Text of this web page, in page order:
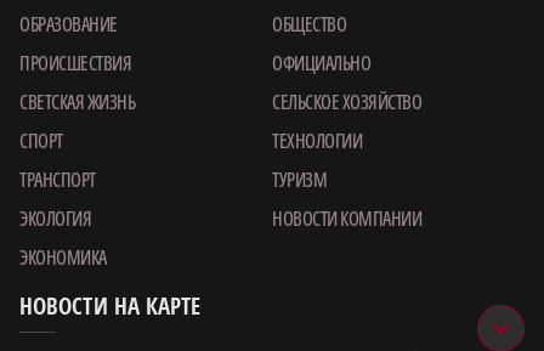
ОБРАЗОВАНИЕ
ОБЩЕСТВО
ПРОИСШЕСТВИЯ
ОФИЦИАЛЬНО
СВЕТСКАЯ ЖИЗНЬ
СЕЛЬСКОЕ ХОЗЯЙСТВО
СПОРТ
ТЕХНОЛОГИИ
ТРАНСПОРТ
ТУРИЗМ
ЭКОЛОГИЯ
НОВОСТИ КОМПАНИИ
ЭКОНОМИКА
НОВОСТИ НА КАРТЕ